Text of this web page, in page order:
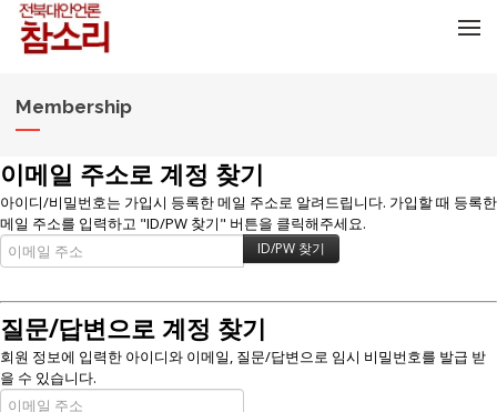
Membership
이메일 주소로 계정 찾기
아이디/비밀번호는 가입시 등록한 메일 주소로 알려드립니다. 가입할 때 등록한
메일 주소를 입력하고 "ID/PW 찾기" 버튼을 클릭해주세요.
질문/답변으로 계정 찾기
회원 정보에 입력한 아이디와 이메일, 질문/답변으로 임시 비밀번호를 발급 받
을 수 있습니다.